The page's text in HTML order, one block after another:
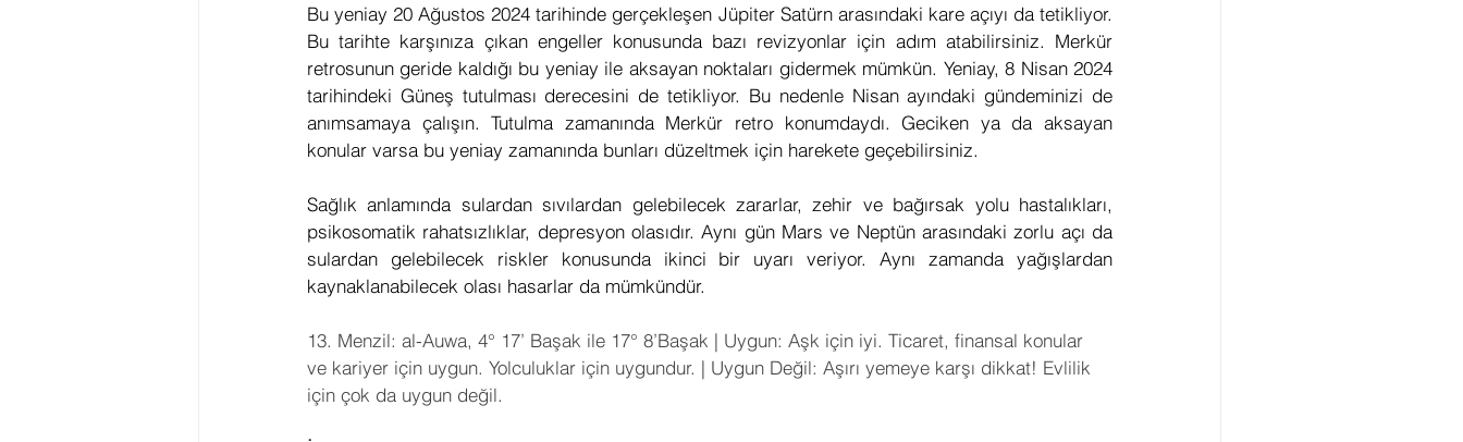
Bu yeniay 20 Ağustos 2024 tarihinde gerçekleşen Jüpiter Satürn arasındaki kare açıyı da tetikliyor.
Bu tarihte karşınıza çıkan engeller konusunda bazı revizyonlar için adım atabilirsiniz. Merkür
retrosunun geride kaldığı bu yeniay ile aksayan noktaları gidermek mümkün. Yeniay, 8 Nisan 2024
tarihindeki Güneş tutulması derecesini de tetikliyor. Bu nedenle Nisan ayındaki gündeminizi de
anımsamaya çalışın. Tutulma zamanında Merkür retro konumdaydı. Geciken ya da aksayan
konular varsa bu yeniay zamanında bunları düzeltmek için harekete geçebilirsiniz.
Sağlık anlamında sulardan sıvılardan gelebilecek zararlar, zehir ve bağırsak yolu hastalıkları,
psikosomatik rahatsızlıklar, depresyon olasıdır. Aynı gün Mars ve Neptün arasındaki zorlu açı da
sulardan gelebilecek riskler konusunda ikinci bir uyarı veriyor. Aynı zamanda yağışlardan
kaynaklanabilecek olası hasarlar da mümkündür.
13. Menzil: al-Auwa, 4° 17’ Başak ile 17° 8’Başak | Uygun: Aşk için iyi. Ticaret, finansal konular
ve kariyer için uygun. Yolculuklar için uygundur. | Uygun Değil: Aşırı yemeye karşı dikkat! Evlilik
için çok da uygun değil.